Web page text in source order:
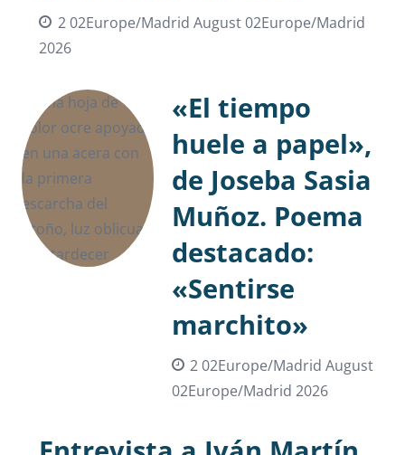
2 02Europe/Madrid August 02Europe/Madrid
2026
«El tiempo
huele a papel»,
de Joseba Sasia
Muñoz. Poema
destacado:
«Sentirse
marchito»
2 02Europe/Madrid August
02Europe/Madrid 2026